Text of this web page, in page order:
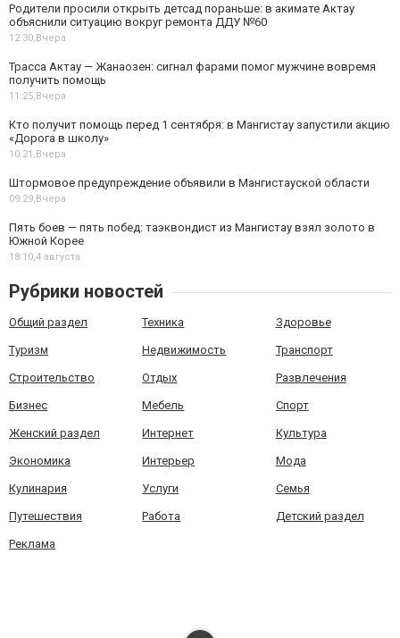
Родители просили открыть детсад пораньше: в акимате Актау
объяснили ситуацию вокруг ремонта ДДУ №60
12:30,Вчера
Трасса Актау — Жанаозен: сигнал фарами помог мужчине вовремя
получить помощь
11:25,Вчера
Кто получит помощь перед 1 сентября: в Мангистау запустили акцию
«Дорога в школу»
10:21,Вчера
Штормовое предупреждение объявили в Мангистауской области
09:29,Вчера
Пять боев — пять побед: таэквондист из Мангистау взял золото в
Южной Корее
18:10,4 августа
Рубрики новостей
Общий раздел Техника Здоровье
Туризм Недвижимость Транспорт
Строительство Отдых Развлечения
Бизнес Мебель Спорт
Женский раздел Интернет Культура
Экономика Интерьер Мода
Кулинария Услуги Семья
Путешествия Работа Детский раздел
Реклама